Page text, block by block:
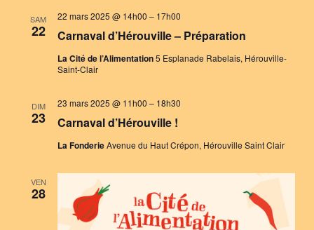
vues
SAM
22 Carnaval d’Hérouville – Préparation
22 mars 2025 @ 14h00 – 17h00
La Cité de l’Alimentation5 Esplanade Rabelais, Hérouville-
Saint-Clair
DIM
23 Carnaval d’Hérouville !
23 mars 2025 @ 11h00 – 18h30
La FonderieAvenue du Haut Crépon, Hérouville Saint Clair
VEN
28